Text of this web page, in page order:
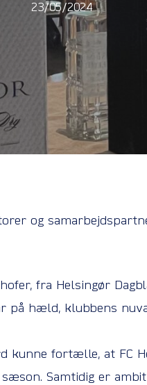
23/05/2024
og
fra Helsingør
på hæld, klubbens
kunne fortælle, at FC
Samtidig er